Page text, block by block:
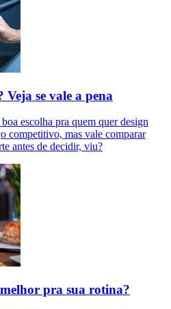
se vale a pena
escolha pra quem quer design
competitivo, mas vale comparar
antes de decidir, viu?
pra sua rotina?